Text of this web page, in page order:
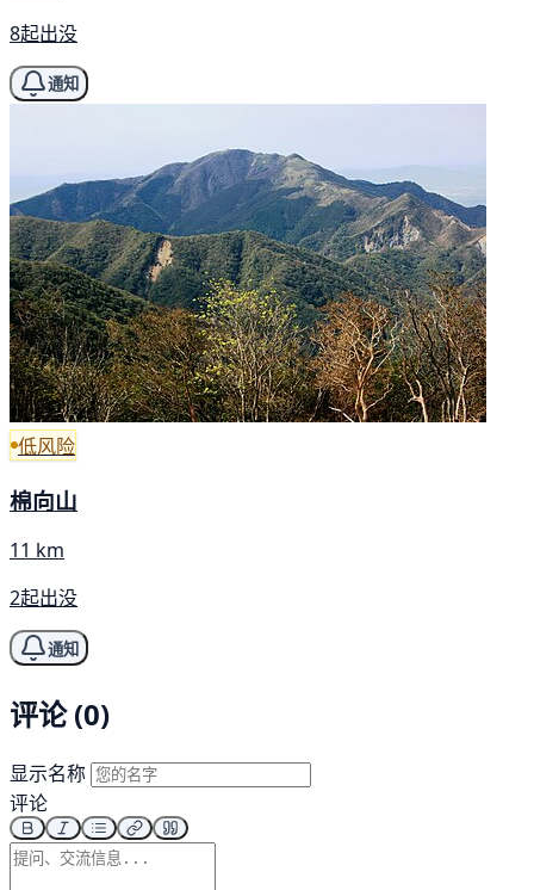
8起出没
通知
低风险
棉向山
11 km
2起出没
通知
评论 (0)
显示名称
评论